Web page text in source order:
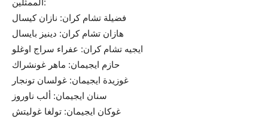
فضيلة تشام كران: نازان كيسال
هازان تشام كران: دينيز بايسال
ايجيه تشام كران: عفراء سراج اوغلو
حازم ايجيمان: ماهر غونشراك
غوزيدة ايجيمان: غولسان تونجار
سنان ايجيمان: ألب ناوروز
غوكان ايجيمان: تولغا غوليتش